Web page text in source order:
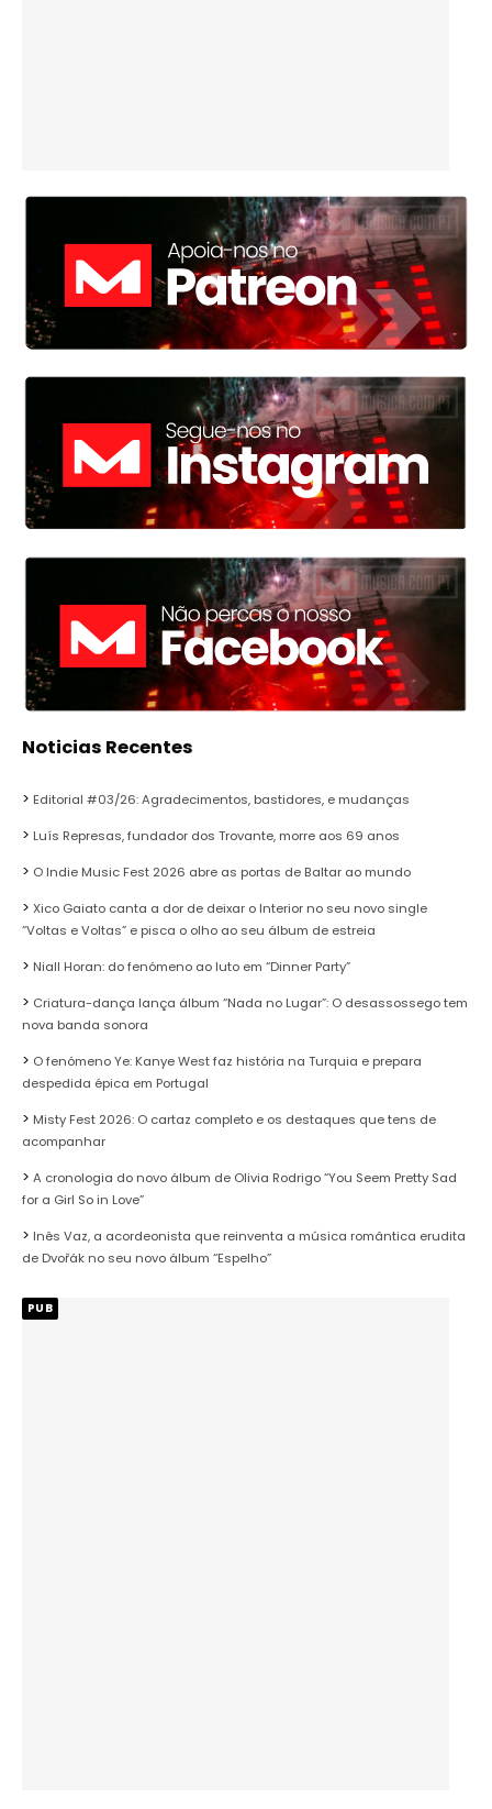
Noticias Recentes
Editorial #03/26: Agradecimentos, bastidores, e mudanças
Luís Represas, fundador dos Trovante, morre aos 69 anos
O Indie Music Fest 2026 abre as portas de Baltar ao mundo
Xico Gaiato canta a dor de deixar o Interior no seu novo single
“Voltas e Voltas” e pisca o olho ao seu álbum de estreia
Niall Horan: do fenómeno ao luto em “Dinner Party”
Criatura-dança lança álbum “Nada no Lugar”: O desassossego tem
nova banda sonora
O fenómeno Ye: Kanye West faz história na Turquia e prepara
despedida épica em Portugal
Misty Fest 2026: O cartaz completo e os destaques que tens de
acompanhar
A cronologia do novo álbum de Olivia Rodrigo “You Seem Pretty Sad
for a Girl So in Love”
Inês Vaz, a acordeonista que reinventa a música romântica erudita
de Dvořák no seu novo álbum “Espelho”
PUB